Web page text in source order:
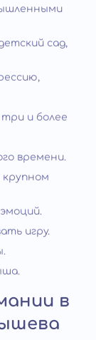
сад,
и более
времени.
крупном
игру.
в